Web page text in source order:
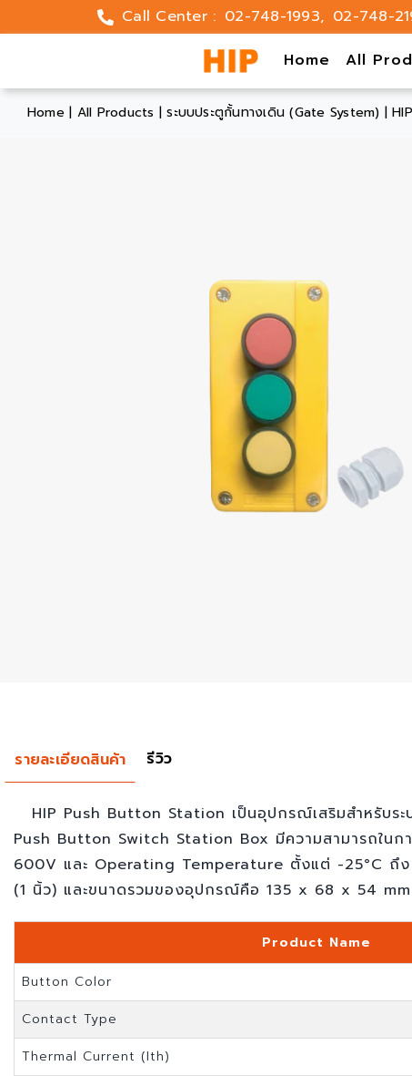
to
Call Center : 02-748-1993, 02-748-
Home
All
Home| All Products |ระบบประตูกั้นทางเดิน (Gate System) |
รายละเอียดสินค้า รีวิว
HIP Push Button Station เป็นอุปกรณ์เสริมสำหรับร
Push Button Switch Station Box มีความสามารถใ
600V และ Operating Temperature ตั้งแต่ -25°C ถึ
(1 นิ้ว) และขนาดรวมของอุปกรณ์คือ 135 x 68 x 54
Product Name
Button Color
Contact Type
Thermal Current (Ith)